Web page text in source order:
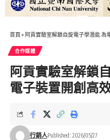
首頁 » 阿貢實驗室解鎖自旋電子學潛能 為
合作媒體
阿貢實驗室解鎖
電子裝置開創高
行銷人Published: 2026/05/27